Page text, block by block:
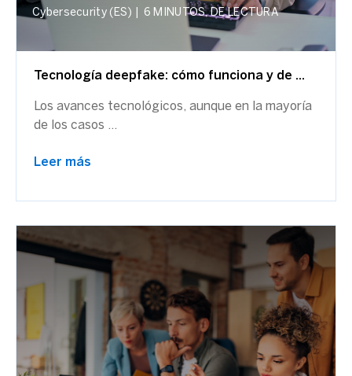
Cybersecurity (ES) 6 MINUTOS, DE LECTURA
Tecnología deepfake: cómo funciona y de ...
Los avances tecnológicos, aunque en la mayoría
de los casos ...
Leer más